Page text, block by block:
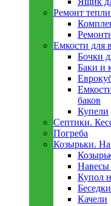
Ремонт
Емкости для
Бочки
Баки и
баков
Купели
Септики.
Погреба
Козырьки.
Навесы
Купол
Качели